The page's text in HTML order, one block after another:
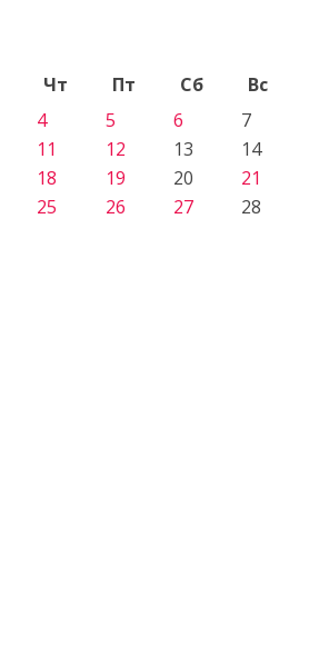
Чт Пт Сб
Вс
4 5 6
7
11 12 13
14
18 19 20
21
25 26 27
28